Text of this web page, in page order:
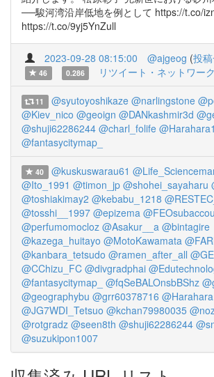
──駿河湾沿岸低地を例として https://t.co/
https://t.co/9yj5YnZull
2023-09-28 08:15:00 @ajgeog (投
46
0.286 リツイート・ネットワー
11 @syutoyoshikaze @narlingstone
@Kiev_nico @geoign @DANkashmir3d
@shuji62286244 @charl_folife
@fantasycitymap_
40 @kuskuswarau61
@Ito_1991 @timon_jp @shohei_sayaharu
@toshiakimay2 @kebabu_1218
@tosshi__1997 @epizema
@perfumomocloz @Asakur__a @bintagire
@kazega_huitayo @MotoKawamata
@kanbara_tetsudo @ramen_after_all
@CChizu_FC @divgradphai
@fantasycitymap_ @fqSeBALOnsbBShz
@geographybu @grr60378716
@JG7WDI_Tetsuo @kchan79980035
@rotgradz @seen8th @shuji62286244
@suzukipon1007